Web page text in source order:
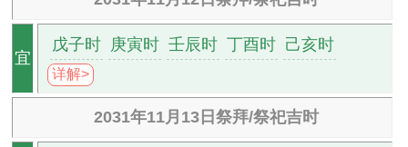
宜
戊子时 庚寅时 壬辰时 丁酉时 己亥时
详解>
2031年11月13日祭拜/祭祀吉时